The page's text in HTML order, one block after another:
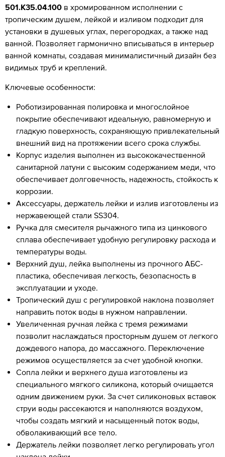
501.K35.04.100 в хромированном исполнении с
тропическим душем, лейкой и изливом подходит для
установки в душевых углах, перегородках, а также над
ванной. Позволяет гармонично вписываться в интерьер
ванной комнаты, создавая минималистичный дизайн без
видимых труб и креплений.
Ключевые особенности:
Роботизированная полировка и многослойное
покрытие обеспечивают идеальную, равномерную и
гладкую поверхность, сохраняющую привлекательный
внешний вид на протяжении всего срока службы.
Корпус изделия выполнен из высококачественной
санитарной латуни с высоким содержанием меди, что
обеспечивает долговечность, надежность, стойкость к
коррозии.
Аксессуары, держатель лейки и излив изготовлены из
нержавеющей стали SS304.
Ручка для смесителя рычажного типа из цинкового
сплава обеспечивает удобную регулировку расхода и
температуры воды.
Верхний душ, лейка выполнены из прочного АБС-
пластика, обеспечивая легкость, безопасность в
эксплуатации и уходе.
Тропический душ с регулировкой наклона позволяет
направить поток воды в нужном направлении.
Увеличенная ручная лейка с тремя режимами
позволит наслаждаться просторным душем от легкого
дождевого напора, до массажного. Переключение
режимов осуществляется за счет удобной кнопки.
Сопла лейки и верхнего душа изготовлены из
специального мягкого силикона, который очищается
одним движением руки. За счет силиконовых вставок
струи воды рассекаются и наполняются воздухом,
чтобы создать мягкий и насыщенный поток воды,
обволакивающий все тело.
Держатель лейки позволяет легко регулировать угол